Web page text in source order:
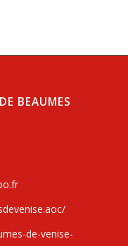
BEAUMES
de-venise-